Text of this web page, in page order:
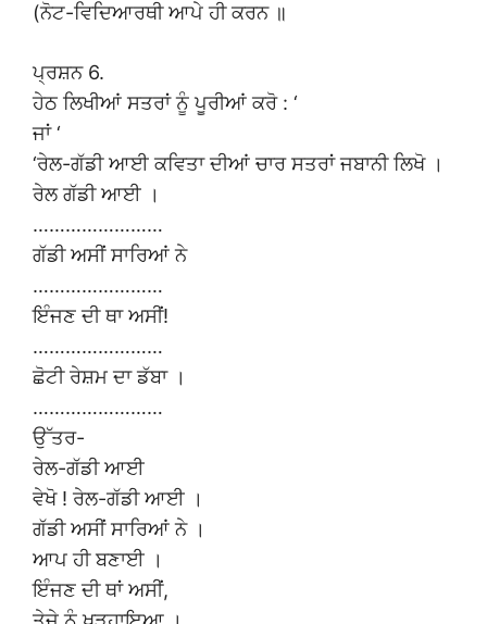
(ਨੋਟ-ਵਿਦਿਆਰਥੀ ਆਪੇ ਹੀ ਕਰਨ ॥
ਪ੍ਰਸ਼ਨ 6.
ਹੇਠ ਲਿਖੀਆਂ ਸਤਰਾਂ ਨੂੰ ਪੂਰੀਆਂ ਕਰੋ : ‘
ਜਾਂ ‘
‘ਰੇਲ-ਗੱਡੀ ਆਈ ਕਵਿਤਾ ਦੀਆਂ ਚਾਰ ਸਤਰਾਂ ਜਬਾਨੀ ਲਿਖੋ ।
ਰੇਲ ਗੱਡੀ ਆਈ ।
……………………
ਗੱਡੀ ਅਸੀਂ ਸਾਰਿਆਂ ਨੇ
……………………
ਇੰਜਣ ਦੀ ਥਾ ਅਸੀਂ!
……………………
ਛੋਟੀ ਰੇਸ਼ਮ ਦਾ ਡੱਬਾ ।
……………………
ਉੱਤਰ-
ਰੇਲ-ਗੱਡੀ ਆਈ
ਵੇਖੋ ! ਰੇਲ-ਗੱਡੀ ਆਈ ।
ਗੱਡੀ ਅਸੀਂ ਸਾਰਿਆਂ ਨੇ ।
ਆਪ ਹੀ ਬਣਾਈ ।
ਇੰਜਣ ਦੀ ਥਾਂ ਅਸੀਂ,